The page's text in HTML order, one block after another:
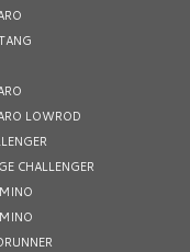
LOWROD
CHALLENGER